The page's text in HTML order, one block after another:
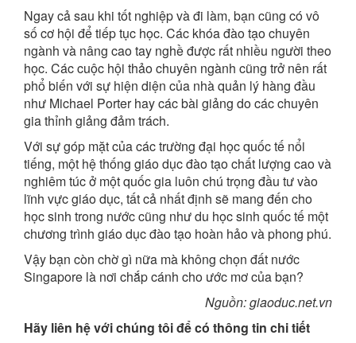
Ngay cả sau khi tốt nghiệp và đi làm, bạn cũng có vô
số cơ hội để tiếp tục học. Các khóa đào tạo chuyên
ngành và nâng cao tay nghề được rất nhiều người theo
học. Các cuộc hội thảo chuyên ngành cũng trở nên rất
phổ biến với sự hiện diện của nhà quản lý hàng đầu
như Michael Porter hay các bài giảng do các chuyên
gia thỉnh giảng đảm trách.
Với sự góp mặt của các trường đại học quốc tế nổi
tiếng, một hệ thống giáo dục đào tạo chất lượng cao và
nghiêm túc ở một quốc gia luôn chú trọng đầu tư vào
lĩnh vực giáo dục, tất cả nhất định sẽ mang đến cho
học sinh trong nước cũng như du học sinh quốc tế một
chương trình giáo dục đào tạo hoàn hảo và phong phú.
Vậy bạn còn chờ gì nữa mà không chọn đất nước
Singapore là nơi chắp cánh cho ước mơ của bạn?
Nguồn: giaoduc.net.vn
Hãy liên hệ với chúng tôi để có thông tin chi tiết